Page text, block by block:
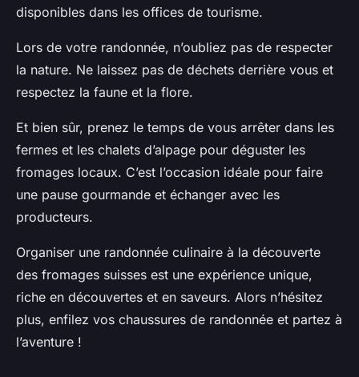
disponibles dans les offices de tourisme.
Lors de votre randonnée, n’oubliez pas de respecter
la nature. Ne laissez pas de déchets derrière vous et
respectez la faune et la flore.
Et bien sûr, prenez le temps de vous arrêter dans les
fermes et les chalets d’alpage pour déguster les
fromages locaux. C’est l’occasion idéale pour faire
une pause gourmande et échanger avec les
producteurs.
Organiser une randonnée culinaire à la découverte
des fromages suisses est une expérience unique,
riche en découvertes et en saveurs. Alors n’hésitez
plus, enfilez vos chaussures de randonnée et partez à
l’aventure !